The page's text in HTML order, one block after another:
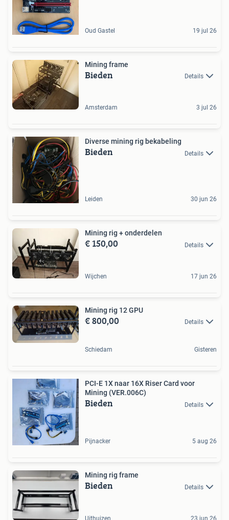
Oud Gastel 19 jul 26
Mining frame
Bieden Details
Amsterdam 3 jul 26
Diverse mining rig bekabeling
Bieden Details
Leiden 30 jun 26
Mining rig + onderdelen
€ 150,00 Details
Wijchen 17 jun 26
Mining rig 12 GPU
€ 800,00 Details
Schiedam Gisteren
PCI-E 1X naar 16X Riser Card voor
Mining (VER.006C)
Bieden Details
Pijnacker 5 aug 26
Mining rig frame
Bieden Details
Uithuizen 23 jun 26